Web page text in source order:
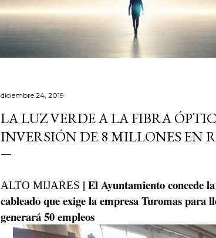
diciembre 24, 2019
LA LUZ VERDE A LA FIBRA
INVERSIÓN DE 8 MILLONES EN
ALTO MIJARES | El Ayuntamiento concede
cableado que exige la empresa Turomas para
generará 50 empleos